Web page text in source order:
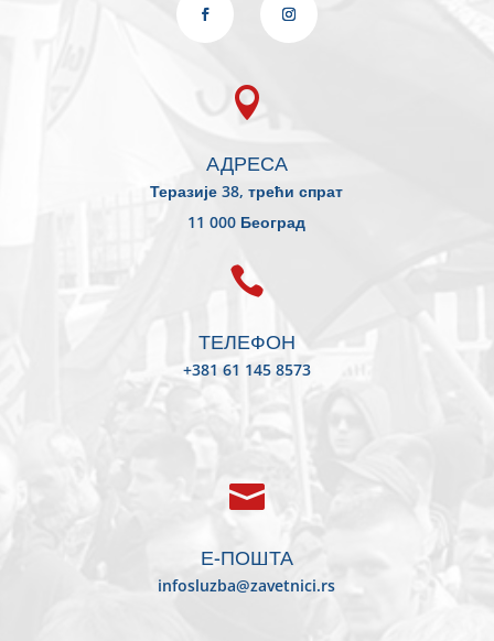

АДРЕСА
Теразије 38, трећи спрат
11 000 Београд

ТЕЛЕФОН
+381 61 145 8573

Е-ПОШТА
infosluzba@zavetnici.rs